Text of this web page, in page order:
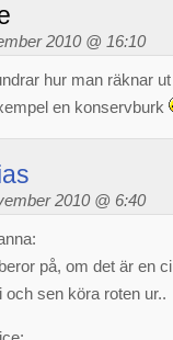
2010 @ 16:10
hur man räknar
en konservburk
2010 @ 6:40
på, om det är en
och sen köra roten ur..